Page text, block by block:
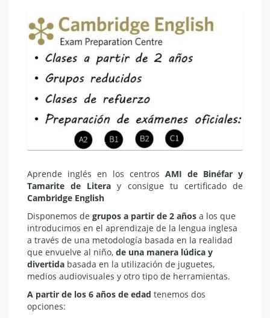
Aprende inglés en los centros AMI de Binéfar y
Tamarite de Litera y consigue tu certificado de
Cambridge English
Disponemos de grupos a partir de 2 años a los que
introducimos en el aprendizaje de la lengua inglesa
a través de una metodología basada en la realidad
que envuelve al niño, de una manera lúdica y
divertida basada en la utilización de juguetes,
medios audiovisuales y otro tipo de herramientas.
A partir de los 6 años de edad tenemos dos
opciones: